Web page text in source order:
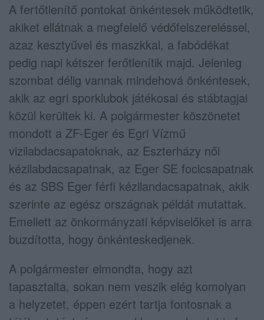
A fertőtlenítő pontokat önkéntesek működtetik,
akiket ellátnak a megfelelő védőfelszereléssel,
azaz kesztyűvel és maszkkal, a fabódékat
pedig napi kétszer ferőtlenítik majd. Jelenleg
szombat délig vannak mindehová önkéntesek,
akik az egri sporklubok játékosai és stábtagjai
közül kerültek ki. A polgármester köszönetet
mondott a ZF-Eger és Egri Vízmű
vizilabdacsapatoknak, az Eszterházy női
kézilabdacsapatnak, az Eger SE focicsapatnak
és az SBS Eger férfi kézilandacsapatnak, akik
szerinte az egész országnak példát mutattak.
Emellett az önkormányzati képviselőket is arra
buzdította, hogy önkénteskedjenek.
A polgármester elmondta, hogy azt
tapasztalta, sokan nem veszik elég komolyan
a helyzetet, éppen ezért tartja fontosnak a